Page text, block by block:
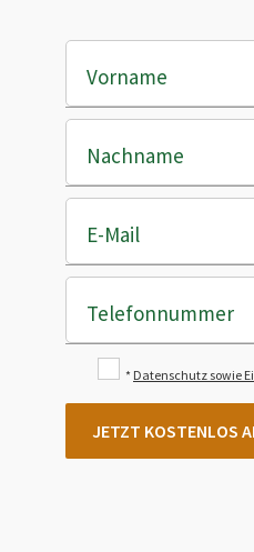
Vorname
Nachname
E-Mail
Telefonnummer
* Datenschutz sowie
JETZT KOSTENLOS